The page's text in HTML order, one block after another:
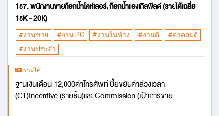
157. พนักงานขายก๊อกน้ำโคห์เลอร์, ก๊อกน้ำแองเกิลฟิลด์ (รายได้เฉลี่ย
15K - 20K)
#งานขาย #งาน PC #งานในห้าง #งานดี
#ค่าคอมดี
#งานประจำ
รายได้
ฐานเงินเดือน 12,000ค่าโทรศัพท์เบี้ยขยันค่าล่วงเวลา
(OT)Incentive (รายชิ้น)และ Commission (เป้าการขาย...